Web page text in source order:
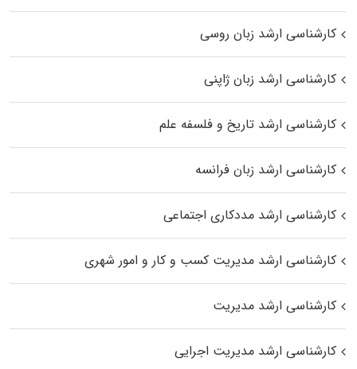
کارشناسی ارشد زبان روسی
کارشناسی ارشد زبان ژاپنی
کارشناسی ارشد تاریخ و فلسفه علم
کارشناسی ارشد زبان فرانسه
کارشناسی ارشد مددکاری اجتماعی
کارشناسی ارشد مدیریت کسب و کار و امور شهری
کارشناسی ارشد مدیریت
کارشناسی ارشد مدیریت اجرایی